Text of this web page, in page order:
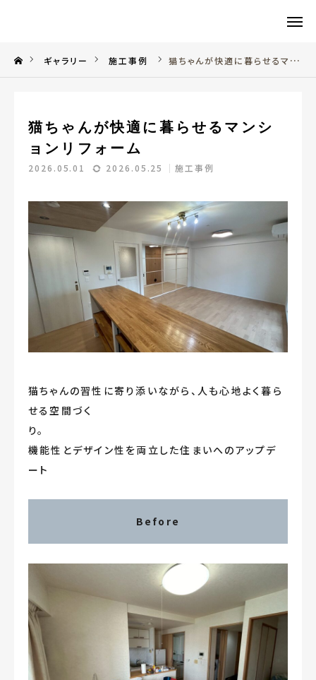
ギャラリー 施工事例 猫ちゃんが快適に暮らせるマンションリフォーム
猫ちゃんが快適に暮らせるマンシ
ョンリフォーム
2026.05.01 2026.05.25 施工事例
猫ちゃんの習性に寄り添いながら、人も心地よく暮ら
せる空間づく
り。
機能性とデザイン性を両立した住まいへのアップデ
ート
Before
CONTACT TEL
TOP
会社概要
事業内容
エコリフォームとは
ギャラリー
採用情報
お知らせ
無料相談随時受付中